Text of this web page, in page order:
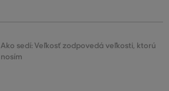
Ako sedí: Veľkosť zodpovedá veľkosti, ktorú
nosím